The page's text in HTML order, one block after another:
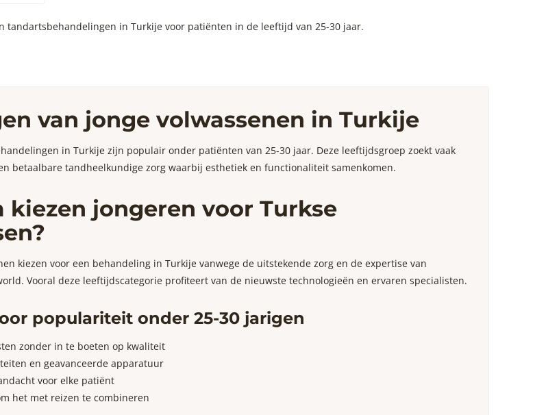
tandartsbehandelingen in Turkije voor patiënten in de leeftijd van 25-30 jaar.
van jonge volwassenen in Turkije
in Turkije zijn populair onder patiënten van 25-30 jaar. Deze leeftijdsgroep zoekt vaak
betaalbare tandheelkundige zorg waarbij esthetiek en functionaliteit samenkomen.
kiezen jongeren voor Turkse
kiezen voor een behandeling in Turkije vanwege de uitstekende zorg en de expertise van
Vooral deze leeftijdscategorie profiteert van de nieuwste technologieën en ervaren specialisten.
populariteit onder 25-30 jarigen
zonder in te boeten op kwaliteit
en geavanceerde apparatuur
voor elke patiënt
het met reizen te combineren